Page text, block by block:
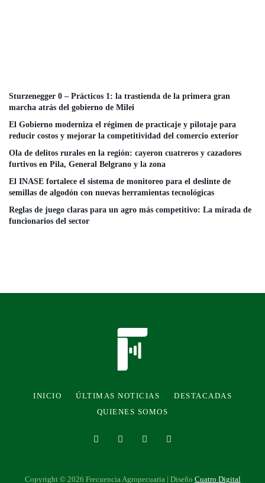
Sturzenegger 0 – Prácticos 1: la trastienda de la primera gran
marcha atrás del gobierno de Milei
El Gobierno moderniza el régimen de practicaje y pilotaje para
reducir costos y mejorar la competitividad del comercio exterior
Ola de delitos rurales en la región: cayeron cuatreros y cazadores
furtivos en Pila, General Belgrano y la zona
El INASE fortalece el sistema de monitoreo para el deslinte de
semillas de algodón con nuevas herramientas tecnológicas
Reglas de juego claras para un agro más competitivo: La mirada de
funcionarios del sector
INICIO ÚLTIMAS NOTICIAS
DESTACADAS
QUIENES SOMOS
Copyright © 2026 Frecuencia Agropecuaria | Diseño Cuatro Digital